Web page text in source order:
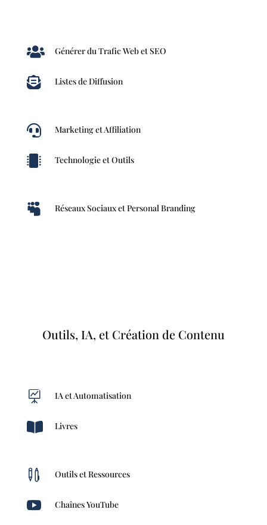
 Générer du Trafic Web et SEO
 Listes de Diffusion
 Marketing et Affiliation
 Technologie et Outils
 Réseaux Sociaux et Personal Branding
Outils, IA, et Création de Contenu
 IA et Automatisation
 Livres
 Outils et Ressources
 Chaînes YouTube